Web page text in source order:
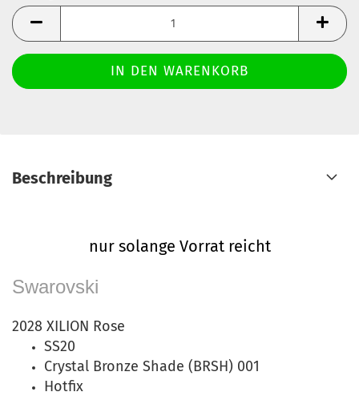
Packung
Beschreibung
nur solange Vorrat reicht
Swarovski
2028 XILION Rose
SS20
Crystal Bronze Shade (BRSH) 001
Hotfix